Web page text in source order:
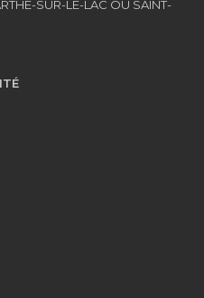
SUR-LE-LAC OU SAINT-